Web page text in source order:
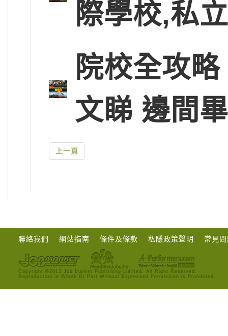
際學校,私
院校全攻
文睇 邊間
上一頁
聯絡我們 網站指南 條件及條款 私隱政策聲明 常見
Copyright ©2013 Job Market Publishing Limited. All Right Reserved.
Reproduction in Whole Or Part Without Expressed Permission is Prohibited.